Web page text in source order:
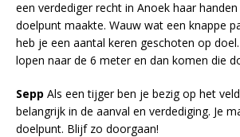
een verdediger recht in Anoek haar
doelpunt maakte. Wauw wat een knappe
heb je een aantal keren geschoten op
lopen naar de 6 meter en dan komen die
Sepp Als een tijger ben je bezig op het
belangrijk in de aanval en verdediging. Je
doelpunt. Blijf zo doorgaan!